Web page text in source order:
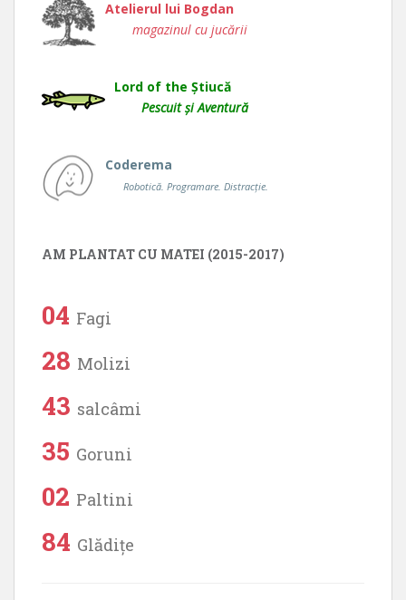
Atelierul lui Bogdan
magazinul cu jucării
Lord of the Știucă
Pescuit și Aventură
Coderema
Robotică. Programare. Distracție.
AM PLANTAT CU MATEI (2015-2017)
04 Fagi
28 Molizi
43 salcâmi
35 Goruni
02 Paltini
84 Glădițe